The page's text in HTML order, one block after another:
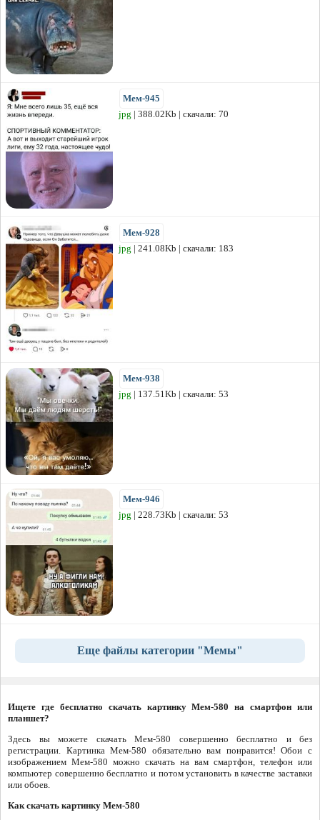
Мем-945
jpg | 388.02Kb | скачали: 70
Мем-928
jpg | 241.08Kb | скачали: 183
Мем-938
jpg | 137.51Kb | скачали: 53
Мем-946
jpg | 228.73Kb | скачали: 53
Еще файлы категории "Мемы"
Ищете где бесплатно скачать картинку Мем-580 на смартфон или
планшет?
Здесь вы можете скачать Мем-580 совершенно бесплатно и без
регистрации. Картинка Мем-580 обязательно вам понравится! Обои с
изображением Мем-580 можно скачать на вам смартфон, телефон или
компьютер совершенно бесплатно и потом установить в качестве заставки
или обоев.
Как скачать картинку Мем-580